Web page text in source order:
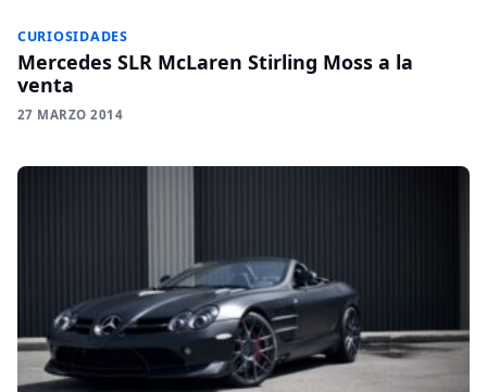
CURIOSIDADES
Mercedes SLR McLaren Stirling Moss a la
venta
27 MARZO 2014